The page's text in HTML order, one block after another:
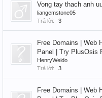
Vong tay thach anh
liangemstone05
Trả lời:
3
Free Domains | Web
Panel | Try PlusOsis
HenryWeido
Trả lời:
3
Free Domains | Web